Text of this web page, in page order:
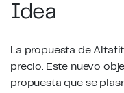
Idea
La propuesta de
precio. Este nuevo
propuesta que se